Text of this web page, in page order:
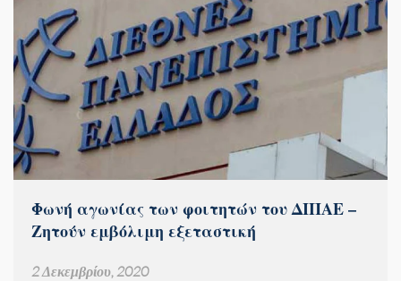
Φωνή αγωνίας των φοιτητών του ΔΙΠΑΕ –
Ζητούν εμβόλιμη εξεταστική
2 Δεκεμβρίου, 2020